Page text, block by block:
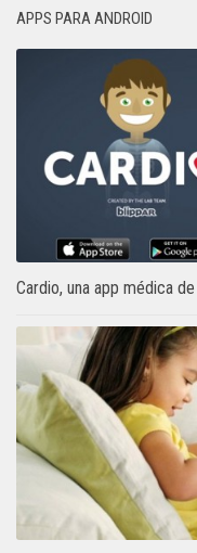
APPS PARA ANDROID
Cardio, una app médica